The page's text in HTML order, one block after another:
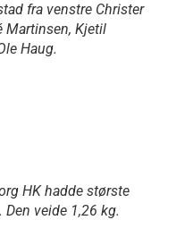
fra venstre Christer
Martinsen, Kjetil
Haug.
HK hadde største
veide 1,26 kg.